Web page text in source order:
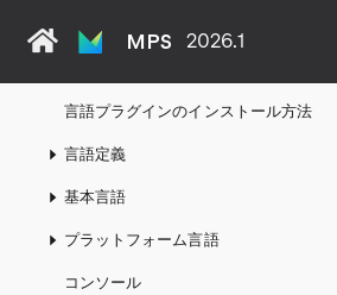
MPS 2026.1
エディターの指示
言語プラグインのインストール方法
言語定義
基本言語
プラットフォーム言語
コンソール